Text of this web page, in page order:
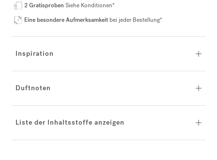
2 Gratisproben Siehe Konditionen*
Eine besondere Aufmerksamkeit bei jeder Bestellung*
Inspiration
Duftnoten
Liste der Inhaltsstoffe anzeigen